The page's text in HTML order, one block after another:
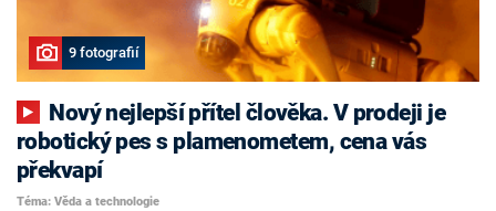
9 fotografií
robotický pes s plamenometem, cena vás
překvapí
Téma: Věda a technologie